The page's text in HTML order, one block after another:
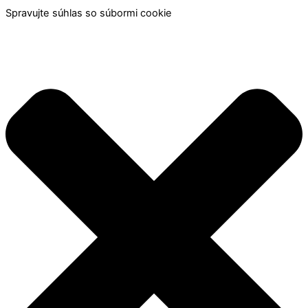
Spravujte súhlas so súbormi cookie